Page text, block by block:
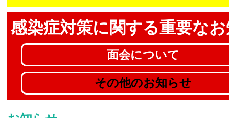
感染症対策に関する重要な
面会について
その他のお知らせ